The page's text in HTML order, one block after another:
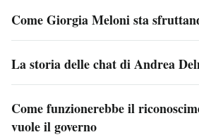
Come Giorgia Meloni sta
La storia delle chat di Andrea
Come funzionerebbe il
vuole il governo